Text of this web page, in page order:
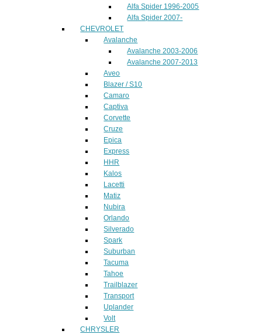
Alfa Spider 1996-2005
Alfa Spider 2007-
CHEVROLET
Avalanche
Avalanche 2003-2006
Avalanche 2007-2013
Aveo
Blazer / S10
Camaro
Captiva
Corvette
Cruze
Epica
Express
HHR
Kalos
Lacetti
Matiz
Nubira
Orlando
Silverado
Spark
Suburban
Tacuma
Tahoe
Trailblazer
Transport
Uplander
Volt
CHRYSLER